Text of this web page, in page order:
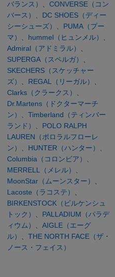
バランス）
、 CONVERSE（コン
バース）、 DC SHOES（ディー
シーシューズ）、 PUMA（プー
マ）、 hummel（ヒュンメル）、
Admiral（アドミラル）
、
SUPERGA（スペルガ）
、
SKECHERS（スケッチャー
ズ）
、 REGAL（リーガル）
、
Clarks（クラークス）、
Dr.Martens（ドクターマーチ
ン）、 Timberland（ティンバー
ランド）、 POLO RALPH
LAUREN（ポロラルフローレ
ン）、 HUNTER（ハンター）、
Columbia（コロンビア）、
MERRELL（メレル）、
MoonStar（ムーンスター）
、
Lacoste（ラコステ）
、
BIRKENSTOCK（ビルケンシュ
トック）
、 PALLADIUM（パラデ
ィウム）
、 AIGLE（エーグ
ル）
、 THE NORTH FACE（ザ・
ノース・フェイス）